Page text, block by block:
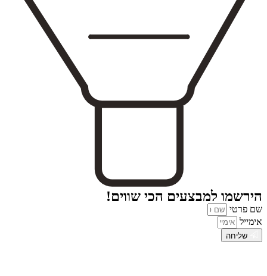
הירשמו למבצעים הכי שווים!
שם פרטי
אימייל
שליחה